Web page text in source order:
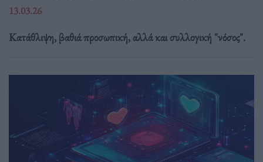
13.03.26
Κατάθλιψη, βαθιά προσωπική, αλλά και συλλογική "νόσος".